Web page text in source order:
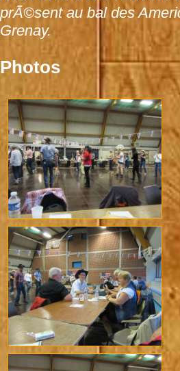
prÃ©sent au bal des
Grenay.
Photos